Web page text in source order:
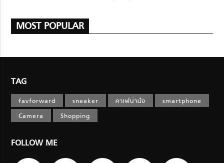
MOST POPULAR
TAG
favforward sneaker คาเฟ่น่านั่ง
smartphone
Camera
Shopping
FOLLOW ME